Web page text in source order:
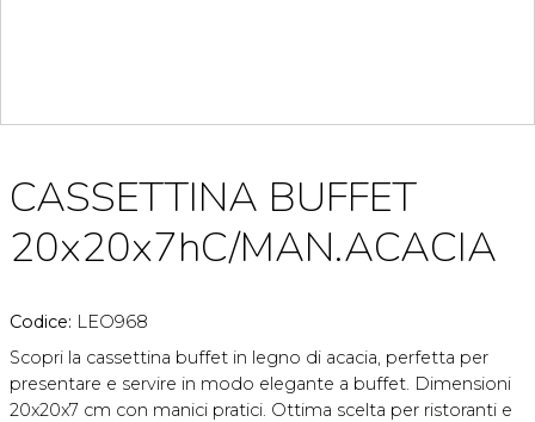
CASSETTINA BUFFET
20x20x7hC/MAN.ACACIA
Codice: LEO968
Scopri la cassettina buffet in legno di acacia, perfetta per
presentare e servire in modo elegante a buffet. Dimensioni
20x20x7 cm con manici pratici. Ottima scelta per ristoranti e